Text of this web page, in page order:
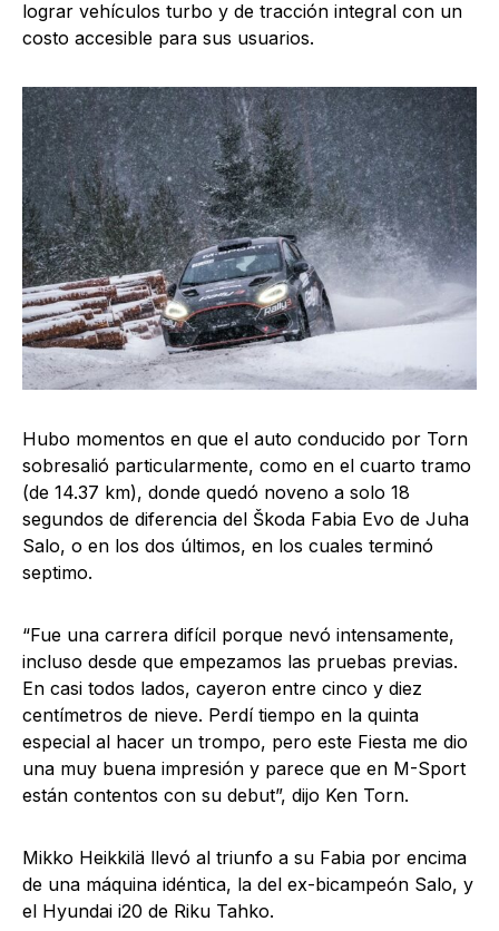
lograr vehículos turbo y de tracción integral con un
costo accesible para sus usuarios.
Hubo momentos en que el auto conducido por Torn
sobresalió particularmente, como en el cuarto tramo
(de 14.37 km), donde quedó noveno a solo 18
segundos de diferencia del Škoda Fabia Evo de Juha
Salo, o en los dos últimos, en los cuales terminó
septimo.
“Fue una carrera difícil porque nevó intensamente,
incluso desde que empezamos las pruebas previas.
En casi todos lados, cayeron entre cinco y diez
centímetros de nieve. Perdí tiempo en la quinta
especial al hacer un trompo, pero este Fiesta me dio
una muy buena impresión y parece que en M-Sport
están contentos con su debut”, dijo Ken Torn.
Mikko Heikkilä llevó al triunfo a su Fabia por encima
de una máquina idéntica, la del ex-bicampeón Salo, y
el Hyundai i20 de Riku Tahko.